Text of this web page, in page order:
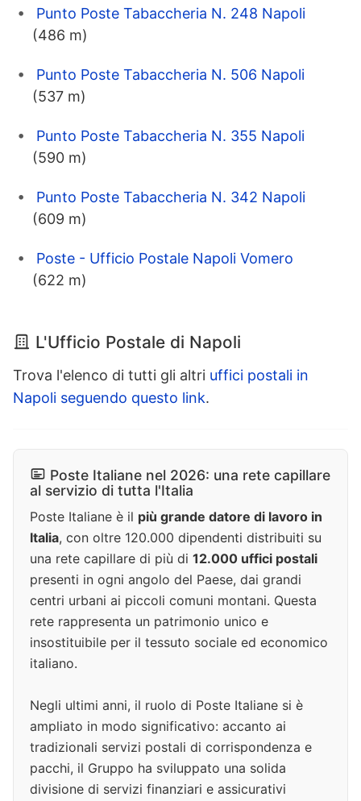
Punto Poste Tabaccheria N. 248 Napoli
(486 m)
Punto Poste Tabaccheria N. 506 Napoli
(537 m)
Punto Poste Tabaccheria N. 355 Napoli
(590 m)
Punto Poste Tabaccheria N. 342 Napoli
(609 m)
Poste - Ufficio Postale Napoli Vomero
(622 m)
L'Ufficio Postale di Napoli
Trova l'elenco di tutti gli altri uffici postali in
Napoli seguendo questo link.
Poste Italiane nel 2026: una rete capillare
al servizio di tutta l'Italia
Poste Italiane è il più grande datore di lavoro in
Italia, con oltre 120.000 dipendenti distribuiti su
una rete capillare di più di 12.000 uffici postali
presenti in ogni angolo del Paese, dai grandi
centri urbani ai piccoli comuni montani. Questa
rete rappresenta un patrimonio unico e
insostituibile per il tessuto sociale ed economico
italiano.
Negli ultimi anni, il ruolo di Poste Italiane si è
ampliato in modo significativo: accanto ai
tradizionali servizi postali di corrispondenza e
pacchi, il Gruppo ha sviluppato una solida
divisione di servizi finanziari e assicurativi